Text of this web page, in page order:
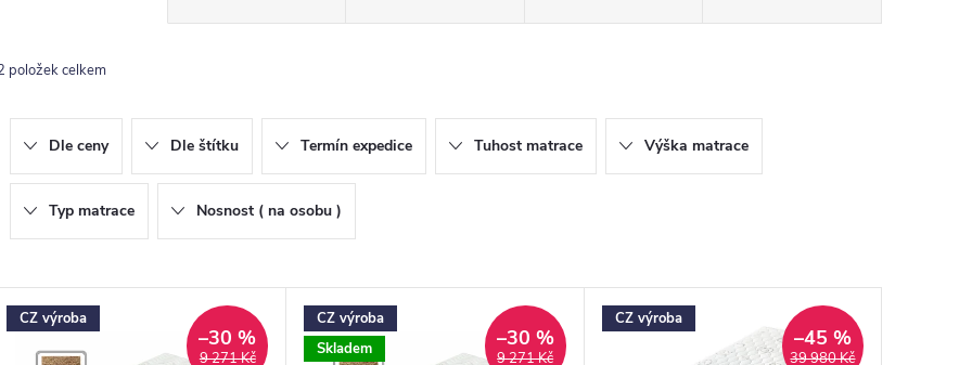
položek celkem
Dle ceny Dle štítku Termín expedice Tuhost matrace Výška matrace
Typ matrace Nosnost ( na osobu )
CZ výroba
9 271 Kč
–30 %
CZ výroba
Skladem
9 271 Kč
–30 %
CZ výroba
39 980 Kč
–45 %